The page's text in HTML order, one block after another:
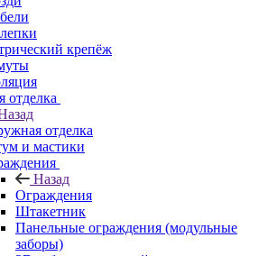
крепёж
отделка
отделка
и мастики
Назад
Ограждения
Штакетник
Панельные ограждения (модульные
заборы)